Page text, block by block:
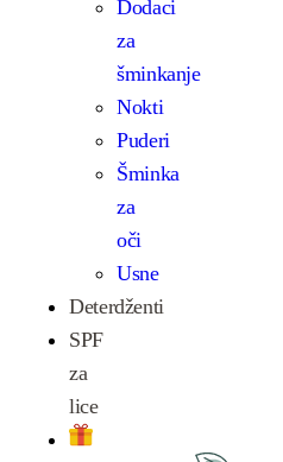
Dodaci
za
šminkanje
Nokti
Puderi
Šminka
za
oči
Usne
Deterdženti
SPF
za
lice